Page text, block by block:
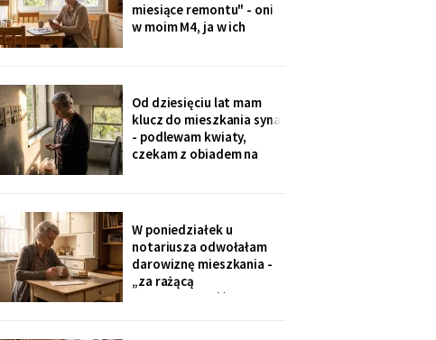
miesiące remontu" - oni
w moim M4, ja w ich
widziałam na zdjęciach u
wnuczki. Córka mówi:
„Mamo, przecież stąd
masz bliżej do
przychodni".
Od dziesięciu lat mam
klucz do mieszkania syna
- podlewam kwiaty,
czekam z obiadem na
na karty. Karty dostali
wszyscy, nawet mama
synowej. Ja mam dzwonić
domofonem.
W poniedziałek u
notariusza odwołałam
darowiznę mieszkania -
„za rażącą
niewdzięczność", tak to